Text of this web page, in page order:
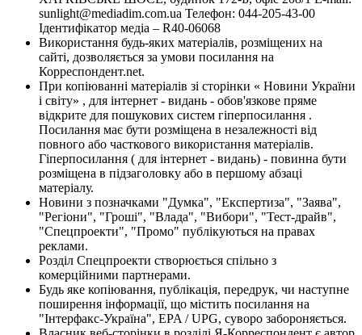
sunlight@mediadim.com.ua Телефон: 044-205-43-00
Ідентифікатор медіа – R40-06068
Використання будь-яких матеріалів, розміщених на
сайті, дозволяється за умови посилання на
Корреспондент.net.
При копіюванні матеріалів зі сторінки « Новини України
і світу» , для інтернет - видань - обов'язкове пряме
відкрите для пошукових систем гіперпосилання .
Посилання має бути розміщена в незалежності від
повного або часткового використання матеріалів.
Гіперпосилання ( для інтернет - видань) - повинна бути
розміщена в підзаголовку або в першому абзаці
матеріалу.
Новини з позначками "Думка", "Експертиза", "Заява",
"Регіони", "Гроші", "Влада", "Вибори", "Тест-драйв",
"Спецпроекти", "Промо" публікуються на правах
реклами.
Розділ Спецпроекти створюється спільно з
комерційними партнерами.
Будь яке копіювання, публікація, передрук, чи наступне
поширення інформації, що містить посилання на
"Інтерфакс-Україна", EPA / UPG, суворо забороняється.